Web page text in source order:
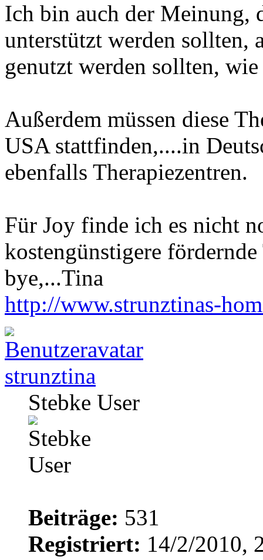
Ich bin auch der Meinung,
unterstützt werden sollten,
genutzt werden sollten,
Außerdem müssen diese
USA stattfinden,....in
ebenfalls Therapiezentren.
Für Joy finde ich es nicht
kostengünstigere
bye,...Tina
http://www.strunztinas-
strunztina
Stebke User
Beiträge: 531
Registriert: 14/2/2010,